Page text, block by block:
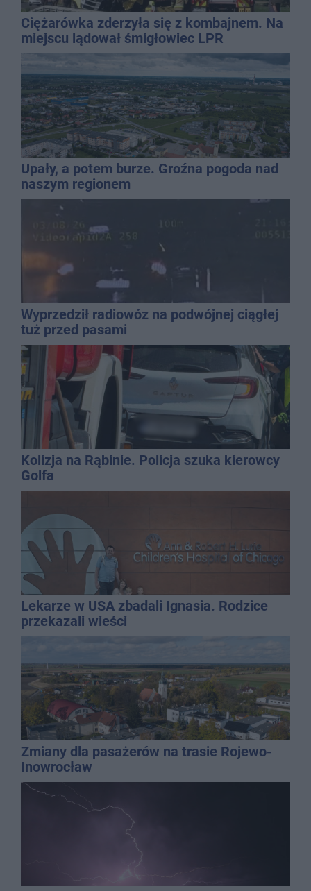
Ciężarówka zderzyła się z kombajnem. Na
miejscu lądował śmigłowiec LPR
Upały, a potem burze. Groźna pogoda nad
naszym regionem
Wyprzedził radiowóz na podwójnej ciągłej
tuż przed pasami
Kolizja na Rąbinie. Policja szuka kierowcy
Golfa
Lekarze w USA zbadali Ignasia. Rodzice
przekazali wieści
Zmiany dla pasażerów na trasie Rojewo-
Inowrocław